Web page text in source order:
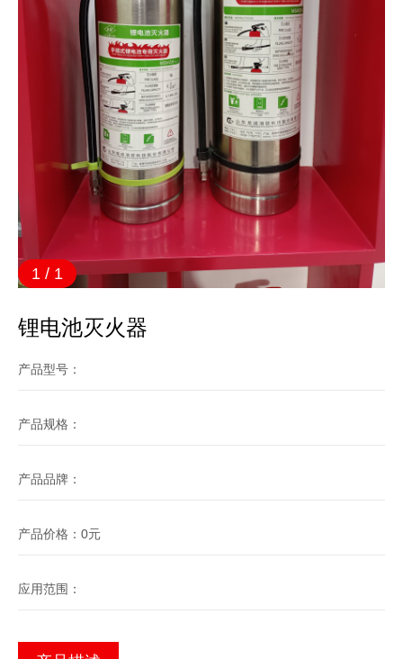
1 / 1
锂电池灭火器
产品型号：
产品规格：
产品品牌：
产品价格：0元
应用范围：